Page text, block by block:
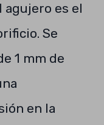
agujero es el
Se
1 mm de
en la